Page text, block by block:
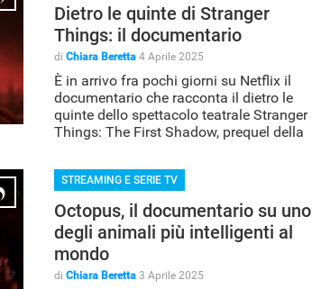
Dietro le quinte di Stranger
Things: il documentario
di Chiara Beretta 4 Aprile 2025
È in arrivo fra pochi giorni su Netflix il
documentario che racconta il dietro le
quinte dello spettacolo teatrale Stranger
Things: The First Shadow, prequel della
STREAMING E SERIE TV
Octopus, il documentario su uno
degli animali più intelligenti al
mondo
di Chiara Beretta 3 Aprile 2025